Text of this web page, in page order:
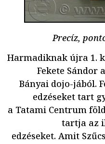
Precíz,
Harmadiknak újra 1.
Fekete Sándor
Bányai dojo-jából.
edzéseket tart
a Tatami Centrum
tartja az
edzéseket. Amit